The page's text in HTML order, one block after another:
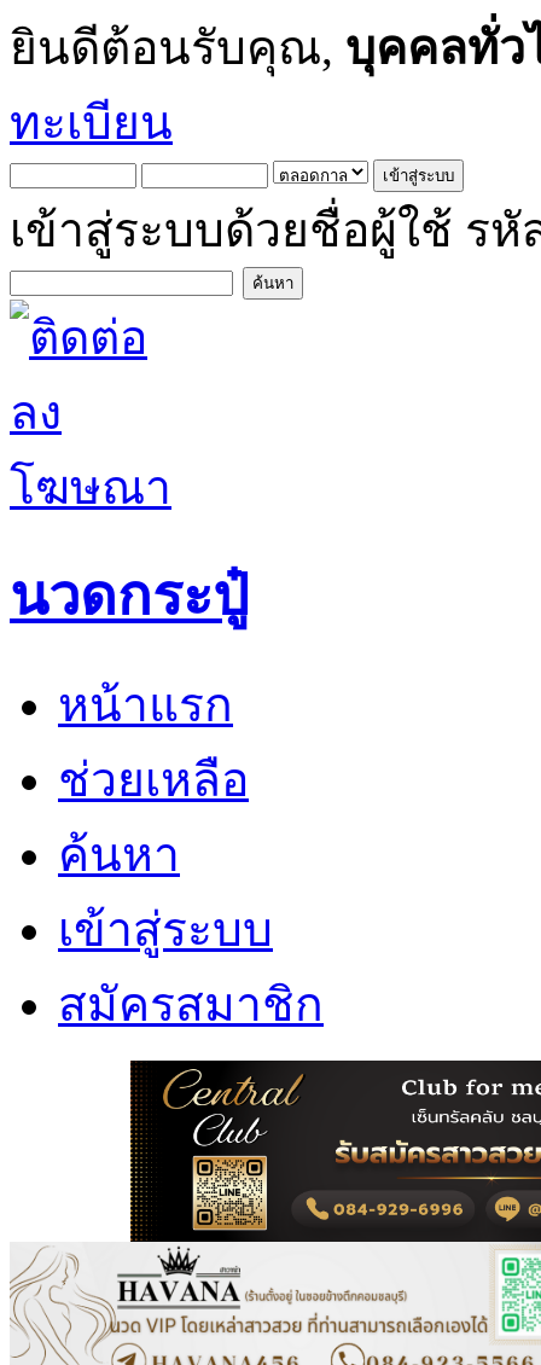
ยินดีต้อนรับคุณ, บุคคลทั่ว
ทะเบียน
เข้าสู่ระบบด้วยชื่อผู้ใช้ รหั
นวดกระปู๋
หน้าแรก
ช่วยเหลือ
ค้นหา
เข้าสู่ระบบ
สมัครสมาชิก